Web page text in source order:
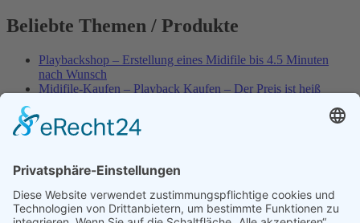
Beliebte Themen / Produkte
Playbackshop – Erstellung eines Midifile bis 4.5 Minuten
nach Wunsch
Midifile-Kaufen – Playback Kaufen – Der Preis ist heiß
Best of Karaoke – Roy Black – Playbacks – Absolute Rarität
World-of-Karaoke – Midifiles kaufen – Ich baue Dein
Playbackshop – Erstellung eines Wunschmidifile bis 3.5
Minuten
10 Spanische All-TIME Sommerhits als Karaoke-Playbacks –
Absolute Klassiker